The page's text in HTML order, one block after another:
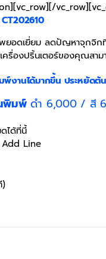
ดเยี่ยม ลดปัญหาจุกจิก
รื่องปริ้นเตอร์ของคุณสาม
านได้มากขึ้น ประหยัดต้น
พิมพ์ดำ 6,000 / สี
ได้ที่นี้
Add Line